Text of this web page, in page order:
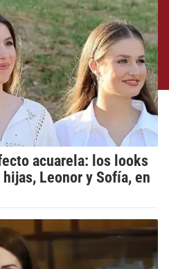
acuarela: los looks
Leonor y Sofía, en